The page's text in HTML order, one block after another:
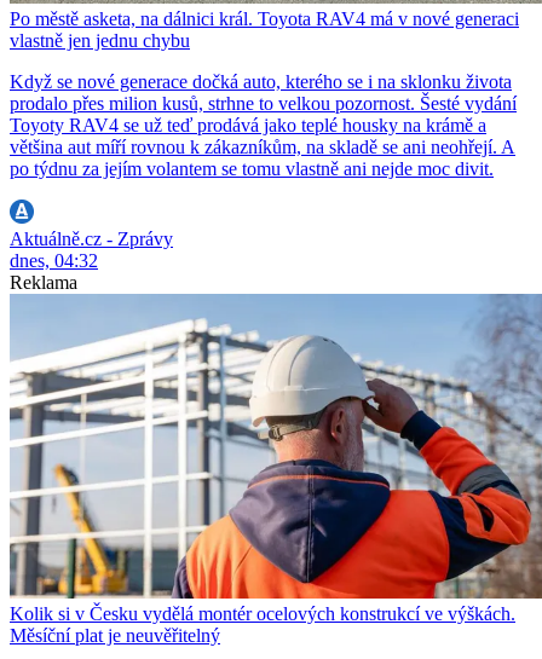
Po městě asketa, na dálnici král. Toyota RAV4 má v nové generaci
vlastně jen jednu chybu
Když se nové generace dočká auto, kterého se i na sklonku života
prodalo přes milion kusů, strhne to velkou pozornost. Šesté vydání
Toyoty RAV4 se už teď prodává jako teplé housky na krámě a
většina aut míří rovnou k zákazníkům, na skladě se ani neohřejí. A
po týdnu za jejím volantem se tomu vlastně ani nejde moc divit.
Aktuálně.cz - Zprávy
dnes, 04:32
Reklama
Kolik si v Česku vydělá montér ocelových konstrukcí ve výškách.
Měsíční plat je neuvěřitelný